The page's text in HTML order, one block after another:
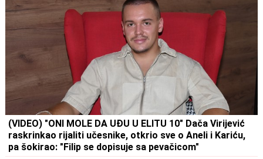
(VIDEO) "ONI MOLE DA UĐU U ELITU 10" Dača Virijević
raskrinkao rijaliti učesnike, otkrio sve o Aneli i Kariću,
pa šokirao: "Filip se dopisuje sa pevačicom"